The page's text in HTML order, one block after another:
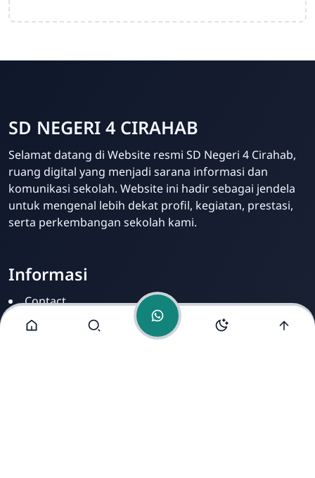
Admin
Online
SD NEGERI 4 CIRAHAB
Selamat datang di Website resmi SD Negeri 4 Cirahab,
ruang digital yang menjadi sarana informasi dan
komunikasi sekolah. Website ini hadir sebagai jendela
untuk mengenal lebih dekat profil, kegiatan, prestasi,
serta perkembangan sekolah kami.
Informasi
Contact
Disclamer